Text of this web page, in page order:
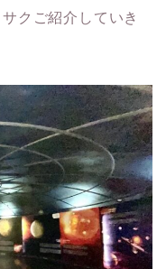
クご紹介していき